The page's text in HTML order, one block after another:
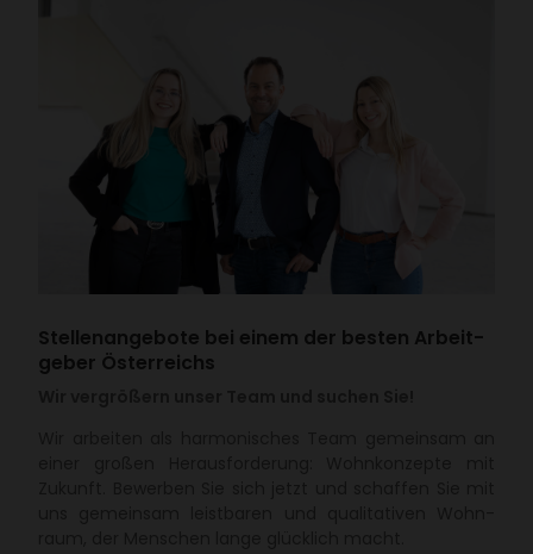
Stel­len­an­ge­bote bei einem der besten Arbeit­
geber Öster­reichs